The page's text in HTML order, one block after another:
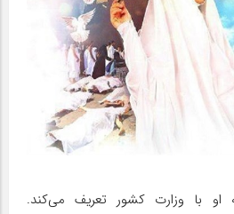
او با وزارت کشور تعریف می‌کند.